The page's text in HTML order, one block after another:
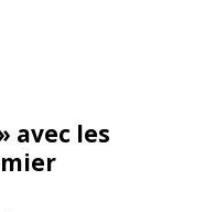
avec les